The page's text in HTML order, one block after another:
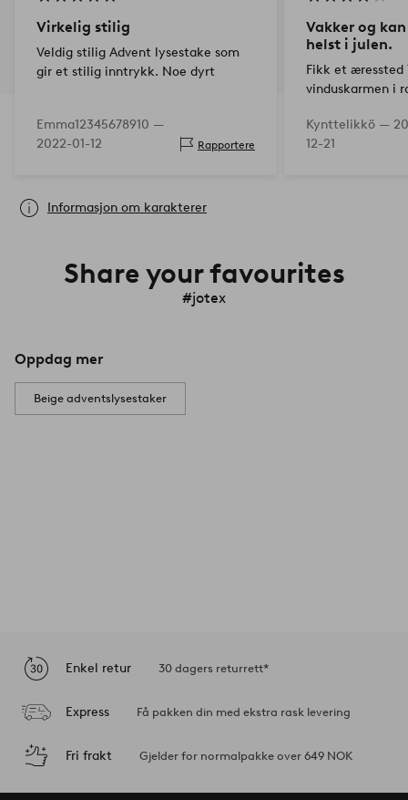
Virkelig stilig
Veldig stilig Advent lysestake som
gir et stilig inntrykk. Noe dyrt
Emma12345678910 —
2022-01-12
Rapportere
Vakker og
helst i julen.
Fikk et æressted
vinduskarmen i
Kynttelikkö —
12-21
Informasjon om karakterer
Share your favourites
#jotex
Oppdag mer
Beige adventslysestaker
Enkel retur 30 dagers returrett*
Express Få pakken din med ekstra rask levering
Fri frakt Gjelder for normalpakke over 649 NOK